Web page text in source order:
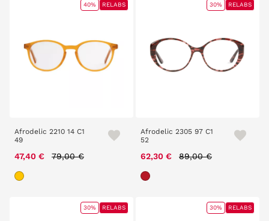
Afrodelic 2210 14 C1
49
47,40 € Price reduced from
79,00 €
40% RELABS
Afrodelic 2305 97 C1
52
62,30 € Price reduced from
89,00 €
30% RELABS
30% RELABS 30% RELABS